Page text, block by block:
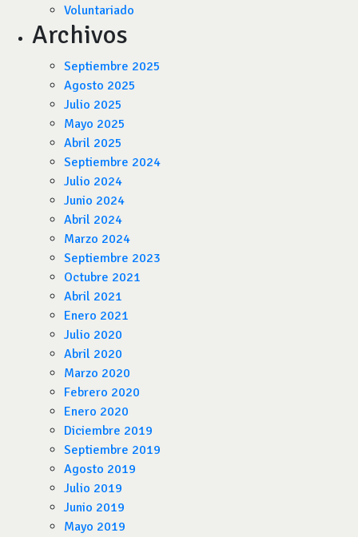
Voluntariado
Archivos
Septiembre 2025
Agosto 2025
Julio 2025
Mayo 2025
Abril 2025
Septiembre 2024
Julio 2024
Junio 2024
Abril 2024
Marzo 2024
Septiembre 2023
Octubre 2021
Abril 2021
Enero 2021
Julio 2020
Abril 2020
Marzo 2020
Febrero 2020
Enero 2020
Diciembre 2019
Septiembre 2019
Agosto 2019
Julio 2019
Junio 2019
Mayo 2019